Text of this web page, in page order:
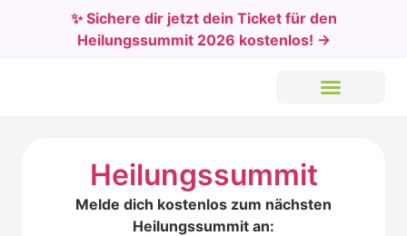
✨ Sichere dir jetzt dein Ticket für den
Heilungssummit 2026 kostenlos! →
Heilungssummit
Melde dich kostenlos zum nächsten
Heilungssummit an: